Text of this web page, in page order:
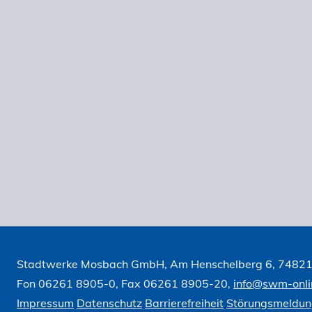
Stadtwerke Mosbach GmbH, Am Henschelberg 6,
Fon 06261 8905-0, Fax 06261 8905-20, info@swm-
Impressum Datenschutz Barrierefreiheit